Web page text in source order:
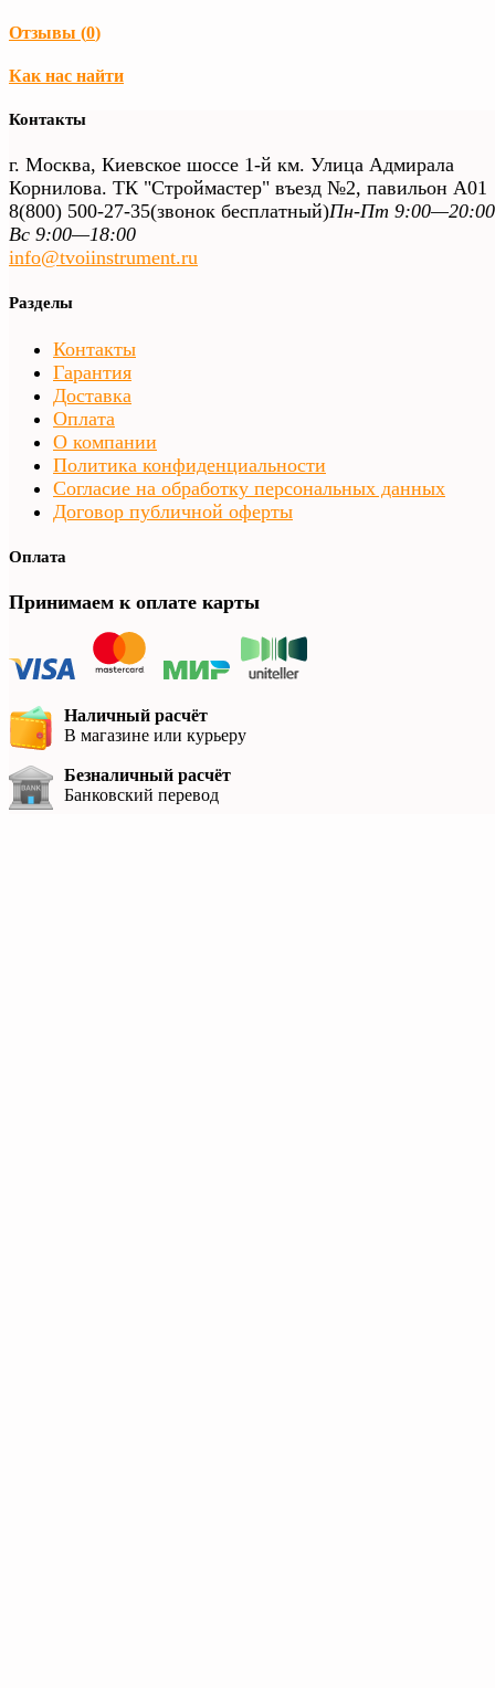
Отзывы (0)
Как нас найти
Контакты
г. Москва, Киевское шоссе 1-й км. Улица Адмирала
Корнилова. ТК "Строймастер" въезд №2, павильон А01
8(800) 500-27-35(звонок бесплатный)Пн-Пт
Вс 9:00—18:00
info@tvoiinstrument.ru
Разделы
Контакты
Гарантия
Доставка
Оплата
О компании
Политика конфиденциальности
Согласие на обработку персональных данных
Договор публичной оферты
Оплата
Принимаем к оплате карты
Наличный расчёт
В магазине или курьеру
Безналичный расчёт
Банковский перевод